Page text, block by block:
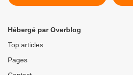
sur le web
Hébergé par Overblog
Top articles
Pages